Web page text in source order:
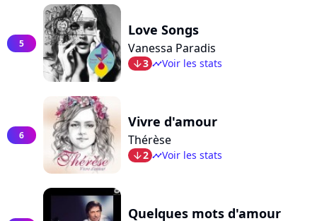
5
Love Songs
Vanessa Paradis
arrow_bot3 timelineVoir les stats
6
Vivre d'amour
Thérèse
arrow_bot2 timelineVoir les stats
Quelques mots d'amour